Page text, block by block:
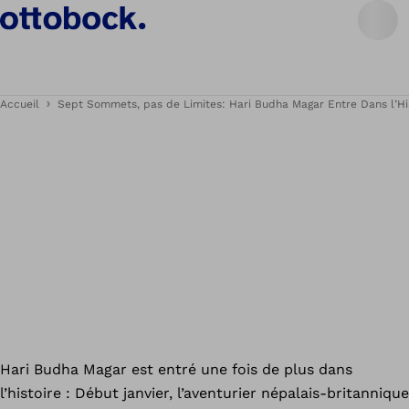
Accueil Sept Sommets, pas de Limites: Hari Budha Magar Entre Dans
Hari Budha Magar est entré une fois de plus dans
l’histoire : Début janvier, l’aventurier népalais-britannique